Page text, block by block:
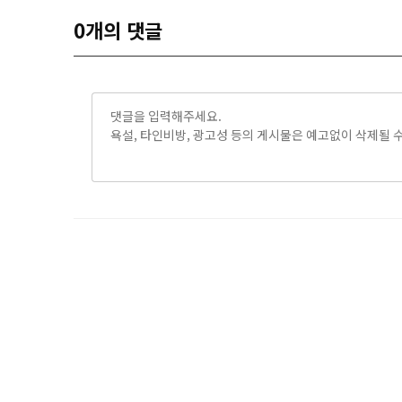
0개의 댓글